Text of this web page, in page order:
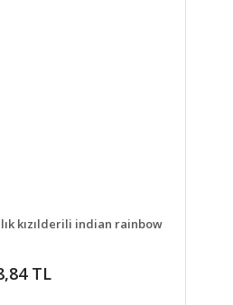
SEPETE EKLE
kızılderili indian rainbow
TL